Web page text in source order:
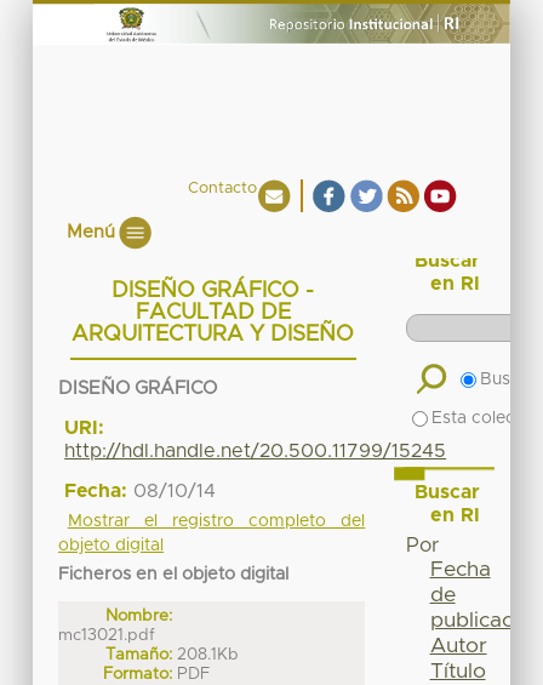
Contacto
Menú
DISEÑO GRÁFICO -
FACULTAD DE
ARQUITECTURA Y DISEÑO
DISEÑO GRÁFICO
URI:
http://hdl.handle.net/20.500.11799/15245
Fecha: 08/10/14
Mostrar el registro completo del
objeto digital
Ficheros en el objeto digital
Nombre:
mc13021.pdf
Tamaño: 208.1Kb
Formato: PDF
Buscar
en RI
Buscar
Esta
Buscar
en RI
Por
Fecha
de
publicación
Autor
Título